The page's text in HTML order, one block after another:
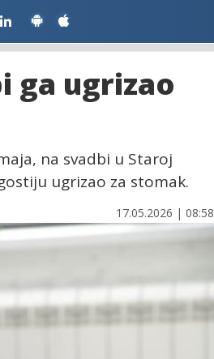
ga ugrizao
na svadbi u Staroj
ugrizao za stomak.
17.05.2026 | 08:58